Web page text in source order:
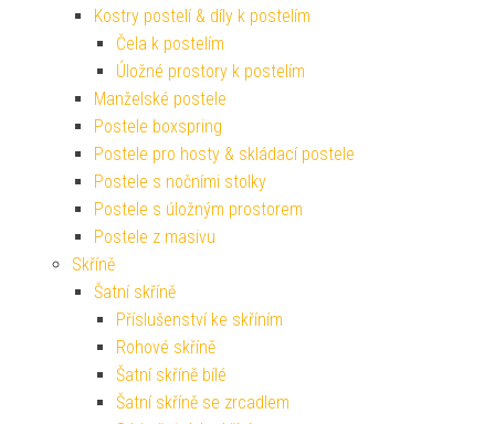
Kostry postelí & díly k postelím
Čela k postelím
Úložné prostory k postelím
Manželské postele
Postele boxspring
Postele pro hosty & skládací postele
Postele s nočními stolky
Postele s úložným prostorem
Postele z masivu
Skříně
Šatní skříně
Příslušenství ke skříním
Rohové skříně
Šatní skříně bílé
Šatní skříně se zrcadlem